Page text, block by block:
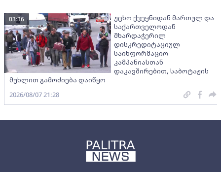
უცხო ქვეყნიდან მართულ და
საქართველოდან
მხარდაჭერილ
დისკრედიტაციულ
საინფორმაციო
კამპანიასთან
დაკავშირებით, საბოტაჟის
მუხლით გამოძიება დაიწყო
03:36
2026/08/07 21:28